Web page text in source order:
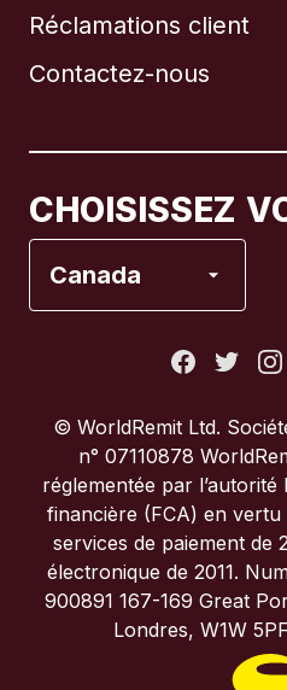
Réclamations client
Contactez-nous
CHOISISSEZ
Canada
Brésil
Italie
Portugal
Royaume-Uni
© WorldRemit Ltd.
n° 07110878
réglementée par
financière (FCA) en
services de paiement de
électronique de 2011.
900891 167-169 Great
Londres, W1W